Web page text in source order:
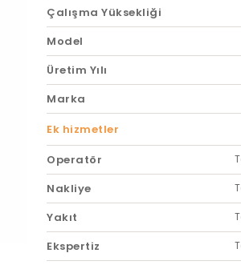
Çalışma Yüksekliği
Model
Üretim Yılı
Marka
Ek hizmetler
Operatör
Nakliye
Yakıt
Ekspertiz